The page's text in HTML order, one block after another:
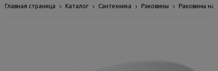
Главная страница Каталог Сантехника Раковины Раковины